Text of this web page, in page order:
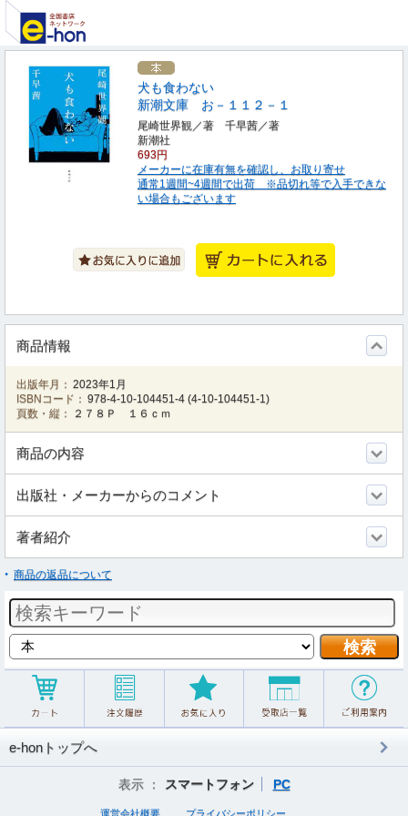
犬も食わない
新潮文庫 お－１１２－１
尾崎世界観／著 千早茜／著
新潮社
693円
メーカーに在庫有無を確認し、お取り寄せ
通常1週間~4週間で出荷 ※品切れ等で入手できな
い場合もございます
商品情報
出版年月： 2023年1月
ISBNコード： 978-4-10-104451-4 (4-10-104451-1)
頁数・縦：
２７８Ｐ １６ｃｍ
商品の内容
出版社・メーカーからのコメント
著者紹介
商品の返品について
e-honトップへ
表示 ： スマートフォン PC
運営会社概要 プライバシーポリシー